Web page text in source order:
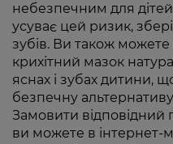
небезпечним для
усуває цей ризик,
зубів. Ви також
крихітний мазок
яснах і зубах дитини,
безпечну альтернативу
Замовити відповідний
ви можете в інтернет-